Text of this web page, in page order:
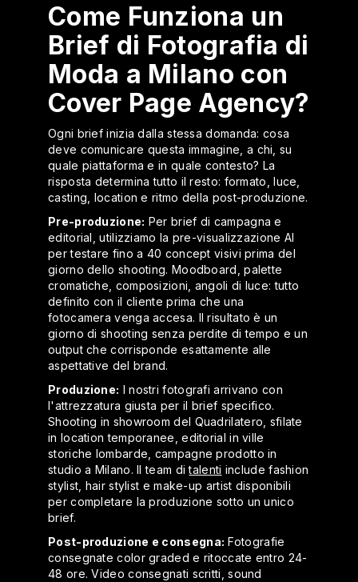
Come Funziona un
Brief di Fotografia di
Moda a Milano con
Cover Page Agency?
Ogni brief inizia dalla stessa domanda: cosa
deve comunicare questa immagine, a chi, su
quale piattaforma e in quale contesto? La
risposta determina tutto il resto: formato, luce,
casting, location e ritmo della post-produzione.
Pre-produzione: Per brief di campagna e
editorial, utilizziamo la pre-visualizzazione AI
per testare fino a 40 concept visivi prima del
giorno dello shooting. Moodboard, palette
cromatiche, composizioni, angoli di luce: tutto
definito con il cliente prima che una
fotocamera venga accesa. Il risultato è un
giorno di shooting senza perdite di tempo e un
output che corrisponde esattamente alle
aspettative del brand.
Produzione: I nostri fotografi arrivano con
l'attrezzatura giusta per il brief specifico.
Shooting in showroom del Quadrilatero, sfilate
in location temporanee, editorial in ville
storiche lombarde, campagne prodotto in
studio a Milano. Il team ditalenti include fashion
stylist, hair stylist e make-up artist disponibili
per completare la produzione sotto un unico
brief.
Post-produzione e consegna: Fotografie
consegnate color graded e ritoccate entro 24-
48 ore. Video consegnati scritti, sound